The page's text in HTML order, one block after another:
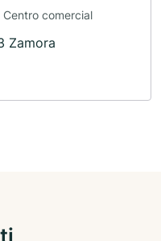
Centro comercial
Zamora